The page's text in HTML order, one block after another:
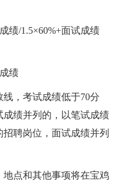
绩/1.5×60%+面试成绩
绩
，考试成绩低于70分
绩并列的，以笔试成绩
聘岗位，面试成绩并列
点和其他事项将在宝鸡